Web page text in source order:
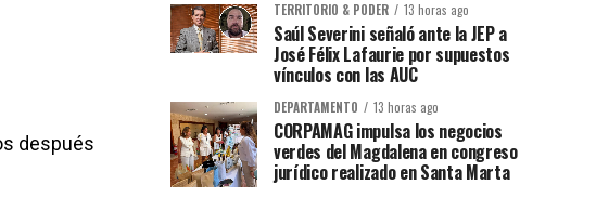
después
TERRITORIO & PODER 13 horas ago
Saúl Severini señaló ante la JEP a
José Félix Lafaurie por supuestos
vínculos con las AUC
DEPARTAMENTO 13 horas ago
CORPAMAG impulsa los negocios
verdes del Magdalena en congreso
jurídico realizado en Santa Marta